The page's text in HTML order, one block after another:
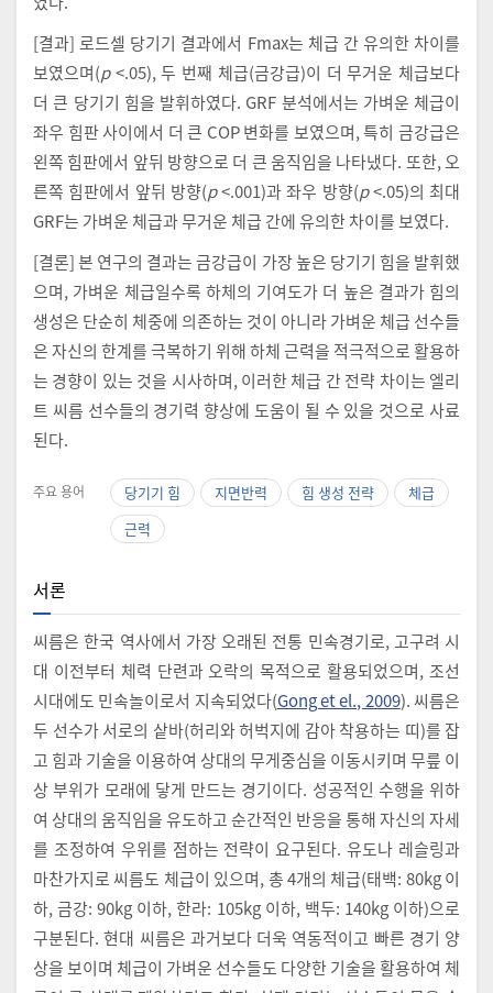
[결과] 로드셀 당기기 결과에서 Fmax는 체급 간 유의한 차이를
보였으며(p<.05), 두 번째 체급(금강급)이 더 무거운 체급보다
더 큰 당기기 힘을 발휘하였다. GRF 분석에서는 가벼운 체급이
좌우 힘판 사이에서 더 큰 COP 변화를 보였으며, 특히 금강급은
왼쪽 힘판에서 앞뒤 방향으로 더 큰 움직임을 나타냈다. 또한, 오
른쪽 힘판에서 앞뒤 방향(p<.001)과 좌우 방향(p<.05)의 최대
GRF는 가벼운 체급과 무거운 체급 간에 유의한 차이를 보였다.
[결론] 본 연구의 결과는 금강급이 가장 높은 당기기 힘을 발휘했
으며, 가벼운 체급일수록 하체의 기여도가 더 높은 결과가 힘의
생성은 단순히 체중에 의존하는 것이 아니라 가벼운 체급 선수들
은 자신의 한계를 극복하기 위해 하체 근력을 적극적으로 활용하
는 경향이 있는 것을 시사하며, 이러한 체급 간 전략 차이는 엘리
트 씨름 선수들의 경기력 향상에 도움이 될 수 있을 것으로 사료
된다.
주요 용어 당기기 힘 지면반력 힘 생성 전략
체급
근력
서론
씨름은 한국 역사에서 가장 오래된 전통 민속경기로, 고구려 시
대 이전부터 체력 단련과 오락의 목적으로 활용되었으며, 조선
시대에도 민속놀이로서 지속되었다(Gong et el., 2009). 씨름은
두 선수가 서로의 샅바(허리와 허벅지에 감아 착용하는 띠)를 잡
고 힘과 기술을 이용하여 상대의 무게중심을 이동시키며 무릎 이
상 부위가 모래에 닿게 만드는 경기이다. 성공적인 수행을 위하
여 상대의 움직임을 유도하고 순간적인 반응을 통해 자신의 자세
를 조정하여 우위를 점하는 전략이 요구된다. 유도나 레슬링과
마찬가지로 씨름도 체급이 있으며, 총 4개의 체급(태백: 80kg 이
하, 금강: 90kg 이하, 한라: 105kg 이하, 백두: 140kg 이하)으로
구분된다. 현대 씨름은 과거보다 더욱 역동적이고 빠른 경기 양
상을 보이며 체급이 가벼운 선수들도 다양한 기술을 활용하여 체